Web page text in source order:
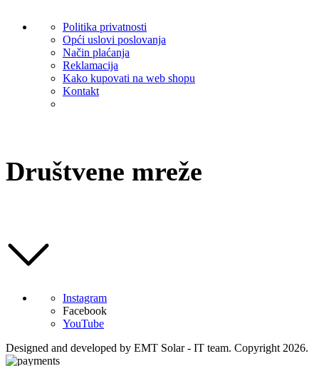
Politika privatnosti
Opći uslovi poslovanja
Način plaćanja
Reklamacija
Kako kupovati na web shopu
Kontakt
Društvene mreže
Instagram
Facebook
YouTube
Designed and developed by EMT Solar - IT team. Copyright 2026.